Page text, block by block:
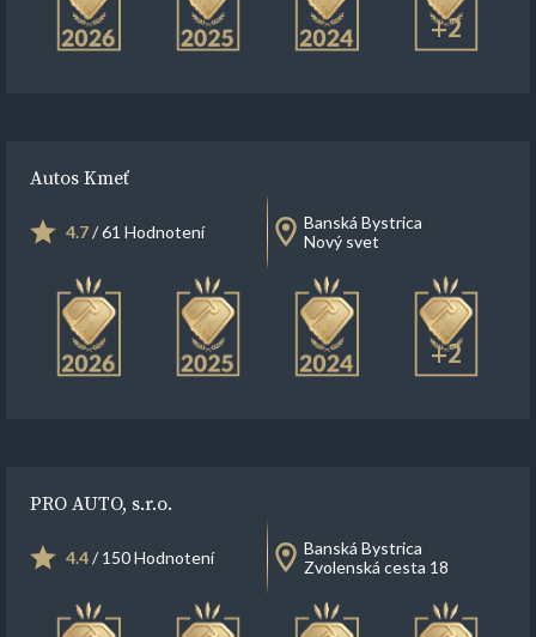
+2
Autos Kmeť
4.7/ 61 Hodnotení
Banská Bystrica
Nový svet
+2
PRO AUTO, s.r.o.
4.4/ 150 Hodnotení
Banská Bystrica
Zvolenská cesta 18